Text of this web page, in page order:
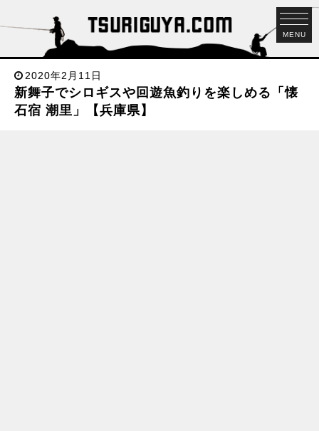
MENU
2020年2月11日
新舞子でシロギスや回遊魚釣りを楽しめる「懐
石宿 潮里」【兵庫県】